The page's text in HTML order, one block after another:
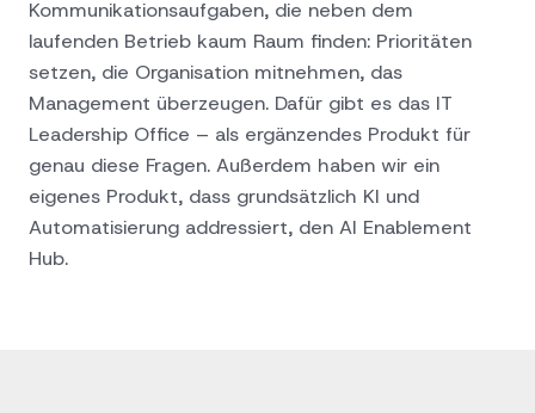
Kommunikationsaufgaben, die neben dem
laufenden Betrieb kaum Raum finden: Prioritäten
setzen, die Organisation mitnehmen, das
Management überzeugen. Dafür gibt es das IT
Leadership Office – als ergänzendes Produkt für
genau diese Fragen. Außerdem haben wir ein
eigenes Produkt, dass grundsätzlich KI und
Automatisierung addressiert, den AI Enablement
Hub.